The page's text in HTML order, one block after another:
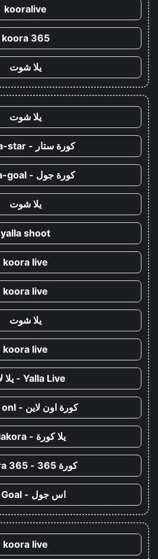
kooralive
koora 365
يلا شوت
يلا شوت
كورة ستار - koora-star
كورة جول - koora-goal
يلا شوت
yalla shoot
koora live
koora live
يلا شوت
koora live
Yalla Live - يلا لايف
كورة اون لاين - koora onl
يلا كورة - yallakora
كورة 365 - kooora 365
اس جول - AS Goal
koora live